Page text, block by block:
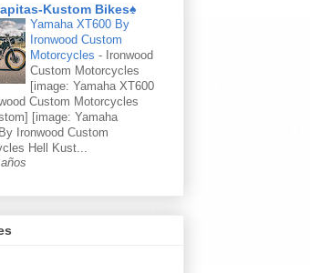
Kustom Bikes♠
Yamaha XT600 By
Ironwood Custom
Motorcycles - Ironwood
Custom Motorcycles
[image: Yamaha XT600
Custom Motorcycles
[image: Yamaha
Ironwood Custom
Hell Kust...